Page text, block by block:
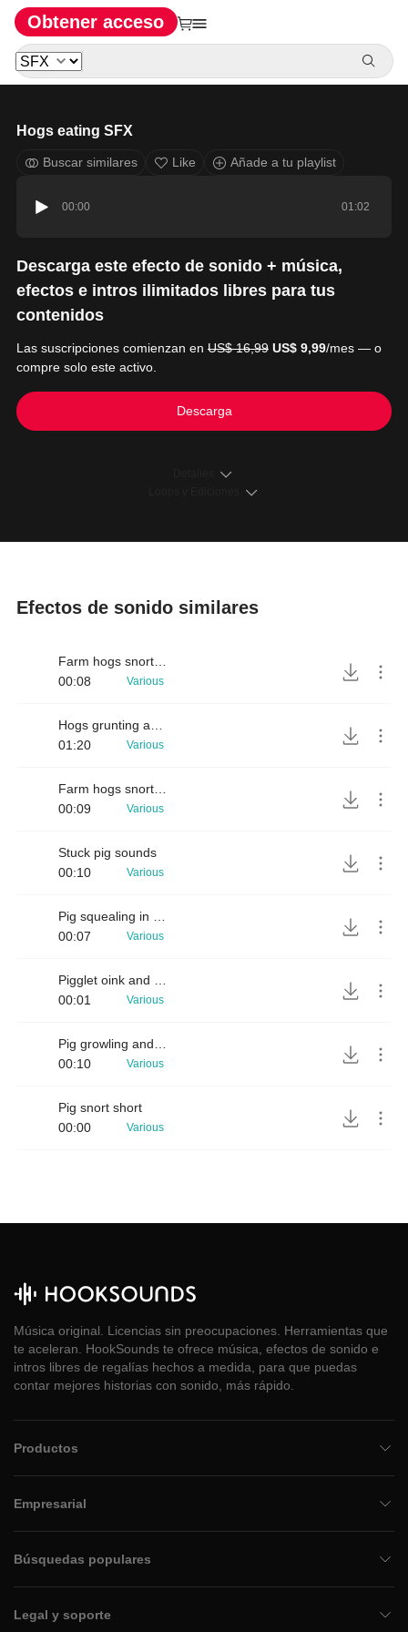
Obtener acceso
Hogs eating SFX
Buscar similares Like Añade a tu playlist
00:00 01:02
Descarga este efecto de sonido + música,
efectos e intros ilimitados libres para tus
contenidos
Las suscripciones comienzan en US$ 16,99 US$ 9,99/mes — o
compre solo este activo.
Descarga
Efectos de sonido similares
Farm hogs snorting and ambience sounds
00:08
Various
01:20
Various
Farm hogs snorting and squealing with ambience noise
00:09
Various
Stuck pig sounds
00:10
Various
00:07
Various
00:01
Various
00:10
Various
Pig snort short
00:00
Various
Música original. Licencias sin preocupaciones. Herramientas que
te aceleran. HookSounds te ofrece música, efectos de sonido e
intros libres de regalías hechos a medida, para que puedas
contar mejores historias con sonido, más rápido.
Productos
Empresarial
Búsquedas populares
Legal y soporte